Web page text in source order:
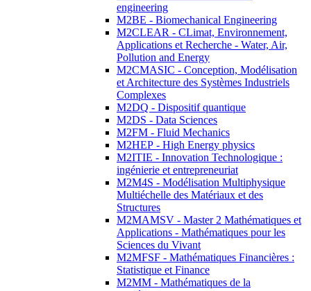
engineering
M2BE - Biomechanical Engineering
M2CLEAR - CLimat, Environnement,
Applications et Recherche - Water, Air,
Pollution and Energy
M2CMASIC - Conception, Modélisation
et Architecture des Systèmes Industriels
Complexes
M2DQ - Dispositif quantique
M2DS - Data Sciences
M2FM - Fluid Mechanics
M2HEP - High Energy physics
M2ITIE - Innovation Technologique :
ingénierie et entrepreneuriat
M2M4S - Modélisation Multiphysique
Multiéchelle des Matériaux et des
Structures
M2MAMSV - Master 2 Mathématiques et
Applications - Mathématiques pour les
Sciences du Vivant
M2MFSF - Mathématiques Financières :
Statistique et Finance
M2MM - Mathématiques de la